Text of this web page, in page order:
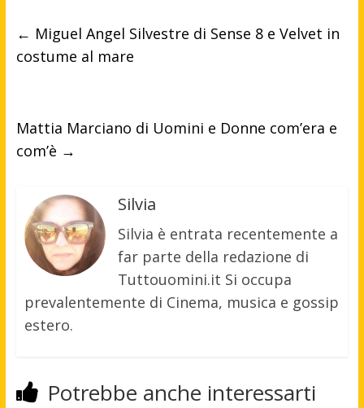
← Miguel Angel Silvestre di Sense 8 e Velvet in
costume al mare
Mattia Marciano di Uomini e Donne com’era e
com’è →
Silvia
Silvia è entrata recentemente a
far parte della redazione di
Tuttouomini.it Si occupa
prevalentemente di Cinema, musica e gossip
estero.
Potrebbe anche interessarti